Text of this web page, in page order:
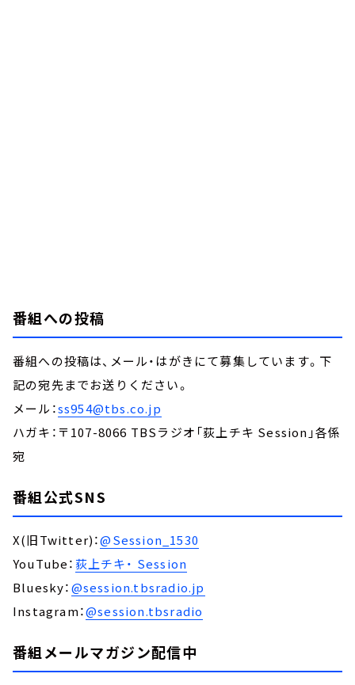
番組への投稿
番組への投稿は、メール・はがきにて募集しています。下
記の宛先までお送りください。
メール：ss954@tbs.co.jp
ハガキ：〒107-8066 TBSラジオ「荻上チキ Session」各係
宛
番組公式SNS
X(旧Twitter)：@Session_1530
YouTube： 荻上チキ・ Session
Bluesky：@session.tbsradio.jp
Instagram：@session.tbsradio
番組メールマガジン配信中